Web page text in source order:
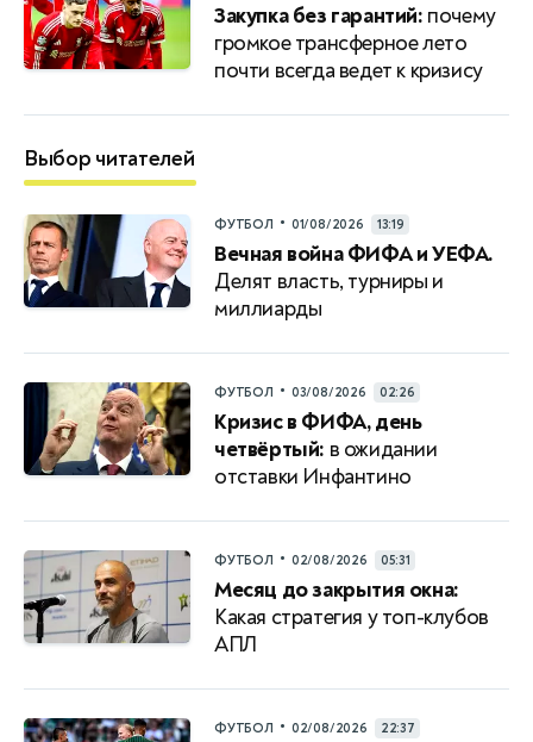
Закупка без гарантий: почему
громкое трансферное лето
почти всегда ведет к кризису
Выбор читателей
ФУТБОЛ • 01/08/2026 13:19
Вечная война ФИФА и УЕФА.
Делят власть, турниры и
миллиарды
ФУТБОЛ • 03/08/2026 02:26
Кризис в ФИФА, день
четвёртый: в ожидании
отставки Инфантино
ФУТБОЛ • 02/08/2026 05:31
Месяц до закрытия окна:
Какая стратегия у топ-клубов
АПЛ
ФУТБОЛ • 02/08/2026 22:37